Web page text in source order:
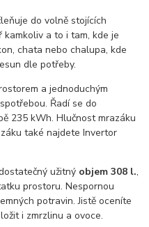
do volně stojících
a to i tam, kde je
chata nebo chalupa, kde
dle potřeby.
a jednoduchým
Řadí se do
235 kWh. Hlučnost mrazáku
také najdete Invertor
užitný objem 308 l.,
prostoru. Nespornou
potravin. Jistě oceníte
i zmrzlinu a ovoce.